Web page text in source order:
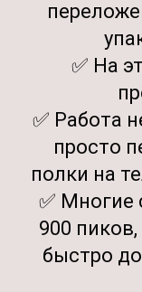
✅ На
✅ Работа
просто
полки на
✅ Многие
900
быстро